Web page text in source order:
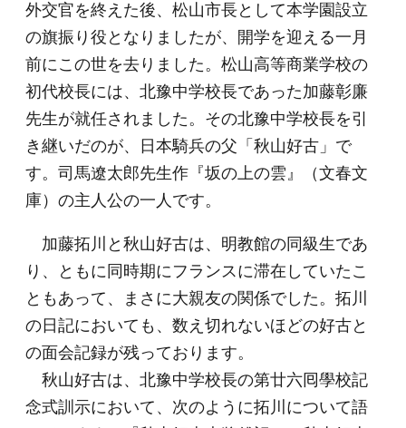
外交官を終えた後、松山市長として本学園設立
の旗振り役となりましたが、開学を迎える一月
前にこの世を去りました。松山高等商業学校の
初代校長には、北豫中学校長であった加藤彰廉
先生が就任されました。その北豫中学校長を引
き継いだのが、日本騎兵の父「秋山好古」で
す。司馬遼太郎先生作『坂の上の雲』（文春文
庫）の主人公の一人です。
加藤拓川と秋山好古は、明教館の同級生であ
り、ともに同時期にフランスに滞在していたこ
ともあって、まさに大親友の関係でした。拓川
の日記においても、数え切れないほどの好古と
の面会記録が残っております。
秋山好古は、北豫中学校長の第廿六囘學校記
念式訓示において、次のように拓川について語